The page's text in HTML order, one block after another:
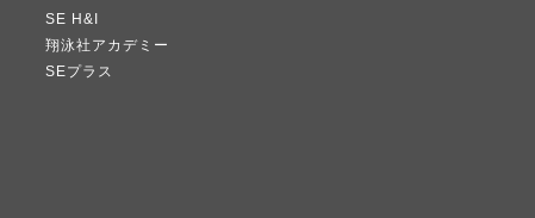
SE H&I
翔泳社アカデミー
SEプラス